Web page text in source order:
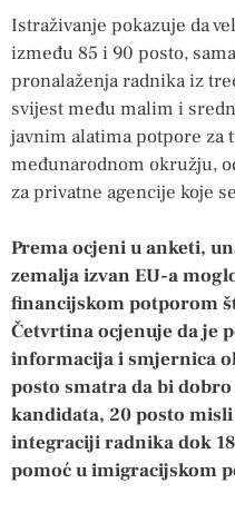
Istraživanje pokazuje da
između 85 i 90 posto,
pronalaženja radnika iz
svijest među malim i
javnim alatima potpore za
međunarodnom okružju,
za privatne agencije koje
Prema ocjeni u anketi,
zemalja izvan EU-a
financijskom potporom
Četvrtina ocjenuje da je
informacija i smjernica
posto smatra da bi
kandidata, 20 posto
integraciji radnika dok
pomoć u imigracijskom